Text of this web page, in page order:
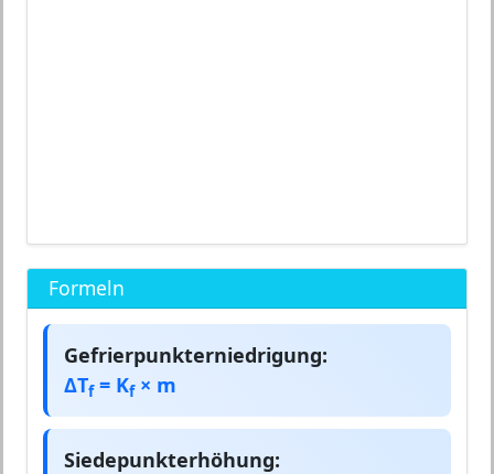
Formeln
Gefrierpunkterniedrigung:
ΔTf= Kf× m
Siedepunkterhöhung: